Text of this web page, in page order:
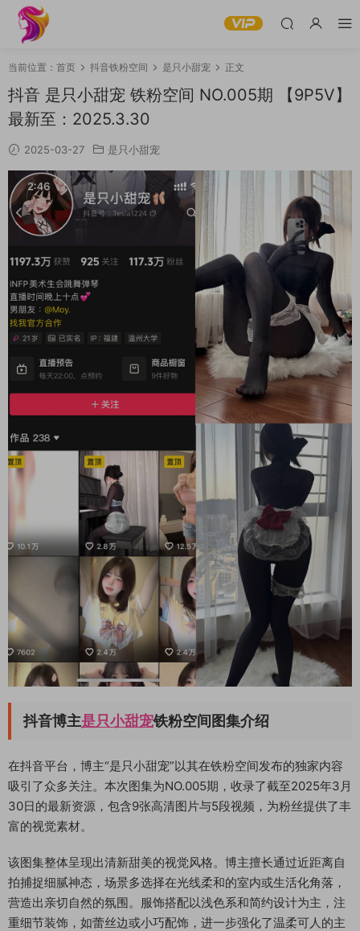
当前位置： 首页 抖音铁粉空间 是只小甜宠 正文
抖音 是只小甜宠 铁粉空间 NO.005期 【9P5V】
最新至：2025.3.30
2025-03-27 是只小甜宠
抖音博主是只小甜宠铁粉空间图集介绍
在抖音平台，博主“是只小甜宠”以其在铁粉空间发布的独家内容
吸引了众多关注。本次图集为NO.005期，收录了截至2025年3月
30日的最新资源，包含9张高清图片与5段视频，为粉丝提供了丰
富的视觉素材。
该图集整体呈现出清新甜美的视觉风格。博主擅长通过近距离自
拍捕捉细腻神态，场景多选择在光线柔和的室内或生活化角落，
营造出亲切自然的氛围。服饰搭配以浅色系和简约设计为主，注
重细节装饰，如蕾丝边或小巧配饰，进一步强化了温柔可人的主